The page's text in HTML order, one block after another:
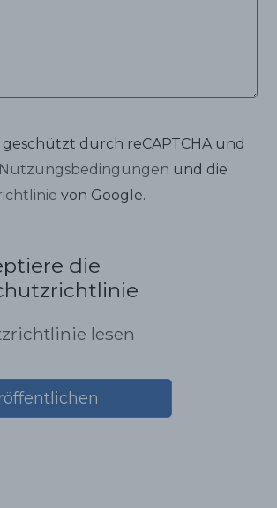
geschützt durch reCAPTCHA und
Nutzungsbedingungen und die
von Google.
die
lesen